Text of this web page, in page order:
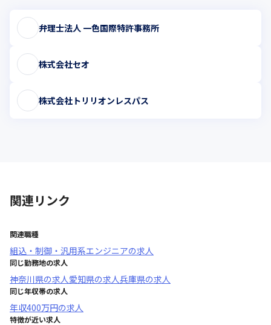
弁理士法人 一色国際特許事務所
株式会社セオ
株式会社トリリオンレスパス
関連リンク
関連職種
組込・制御・汎用系エンジニアの求人
同じ勤務地の求人
神奈川県の求人愛知県の求人兵庫県の求人
同じ年収帯の求人
年収400万円の求人
特徴が近い求人